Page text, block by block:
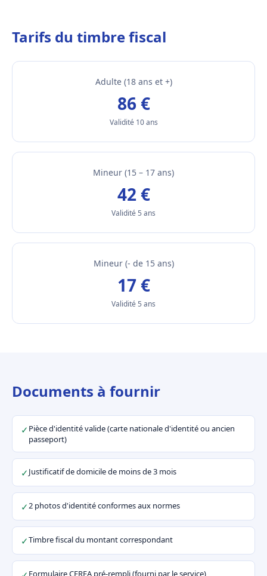
Tarifs du timbre fiscal
Adulte (18 ans et +)
86 €
Validité 10 ans
Mineur (15 – 17 ans)
42 €
Validité 5 ans
Mineur (- de 15 ans)
17 €
Validité 5 ans
Documents à fournir
✓ Pièce d'identité valide (carte nationale d'identité ou ancien
passeport)
✓Justificatif de domicile de moins de 3 mois
✓2 photos d'identité conformes aux normes
✓Timbre fiscal du montant correspondant
Formulaire CERFA pré-rempli (fourni par le service)